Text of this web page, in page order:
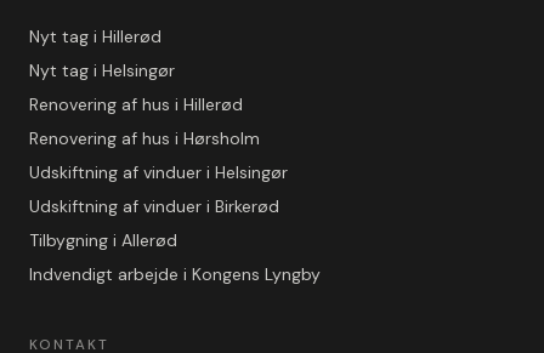
Nyt tag i Hillerød
Nyt tag i Helsingør
Renovering af hus i Hillerød
Renovering af hus i Hørsholm
Udskiftning af vinduer i Helsingør
Udskiftning af vinduer i Birkerød
Tilbygning i Allerød
Indvendigt arbejde i Kongens Lyngby
KONTAKT